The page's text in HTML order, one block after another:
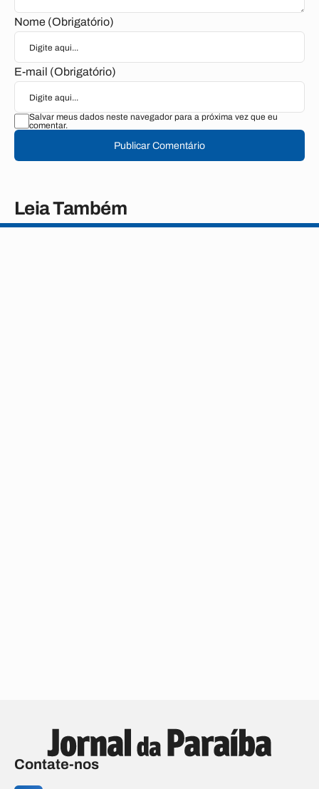
Nome (Obrigatório)
E-mail (Obrigatório)
Salvar meus dados neste navegador para a próxima vez que eu
comentar.
Publicar Comentário
Leia Também
Contate-nos